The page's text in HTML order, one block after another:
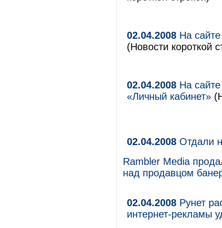
02.04.2008 На
(Новости короткой
02.04.2008 На
«Личный кабинет»
02.04.2008 Отдали
Rambler Media
над продавцом
02.04.2008 Рунет
интернет-рекламы